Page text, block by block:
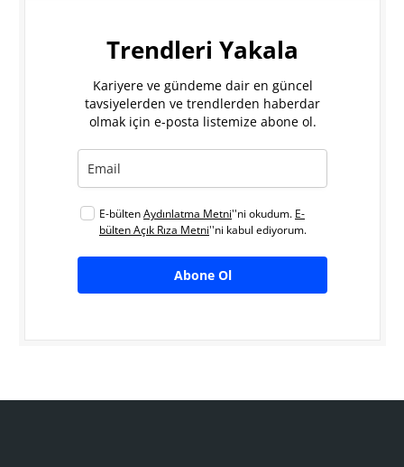
Trendleri Yakala
Kariyere ve gündeme dair en güncel
tavsiyelerden ve trendlerden haberdar
olmak için e-posta listemize abone ol.
E-bültenAydınlatma Metni''ni okudum. E-
bülten Açık Rıza Metni''ni kabul ediyorum.
Abone Ol